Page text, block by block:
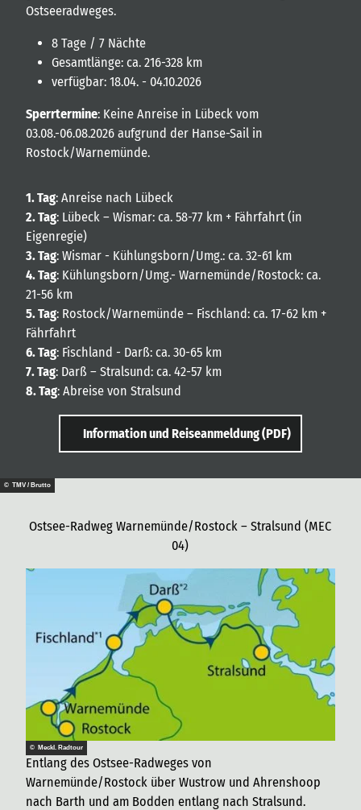
Ostseeradweges.
8 Tage / 7 Nächte
Gesamtlänge: ca. 216-328 km
verfügbar: 18.04. - 04.10.2026
Sperrtermine: Keine Anreise in Lübeck vom
03.08.-06.08.2026 aufgrund der Hanse-Sail in
Rostock/Warnemünde.
1. Tag: Anreise nach Lübeck
2. Tag: Lübeck – Wismar: ca. 58-77 km + Fährfahrt (in
Eigenregie)
3. Tag: Wismar - Kühlungsborn/Umg.: ca. 32-61 km
4. Tag: Kühlungsborn/Umg.- Warnemünde/Rostock: ca.
21-56 km
5. Tag: Rostock/Warnemünde – Fischland: ca. 17-62 km +
Fährfahrt
6. Tag: Fischland - Darß: ca. 30-65 km
7. Tag: Darß – Stralsund: ca. 42-57 km
8. Tag: Abreise von Stralsund
Information und Reiseanmeldung (PDF)
© TMV / Brutto
Ostsee-Radweg Warnemünde/Rostock – Stralsund (MEC
04)
© Meckl. Radtour
Entlang des Ostsee-Radweges von
Warnemünde/Rostock über Wustrow und Ahrenshoop
nach Barth und am Bodden entlang nach Stralsund.